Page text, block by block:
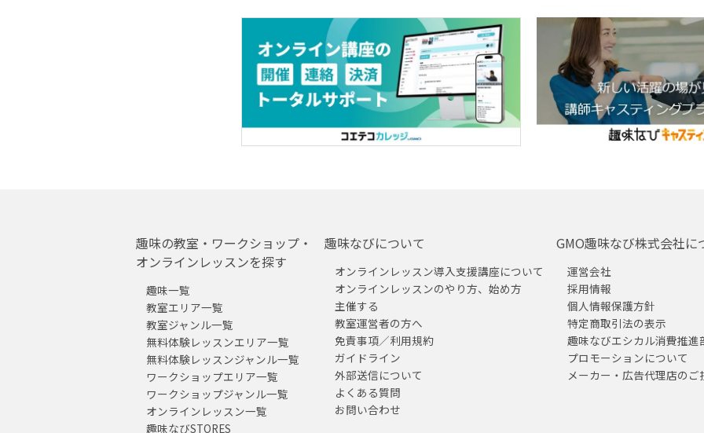
趣味の教室・ワークショップ・
オンラインレッスンを探す
趣味一覧
教室エリア一覧
教室ジャンル一覧
無料体験レッスンエリア一覧
無料体験レッスンジャンル一覧
ワークショップエリア一覧
ワークショップジャンル一覧
オンラインレッスン一覧
趣味なびSTORES
趣味なびについて
オンラインレッスン導入支援講座について
オンラインレッスンのやり方、始め方
主催する
教室運営者の方へ
免責事項／利用規約
ガイドライン
外部送信について
よくある質問
お問い合わせ
GMO趣味なび株式会社に
運営会社
採用情報
個人情報保護方針
特定商取引法の表示
趣味なびエシカル消費推進
プロモーションについて
メーカー・広告代理店のご